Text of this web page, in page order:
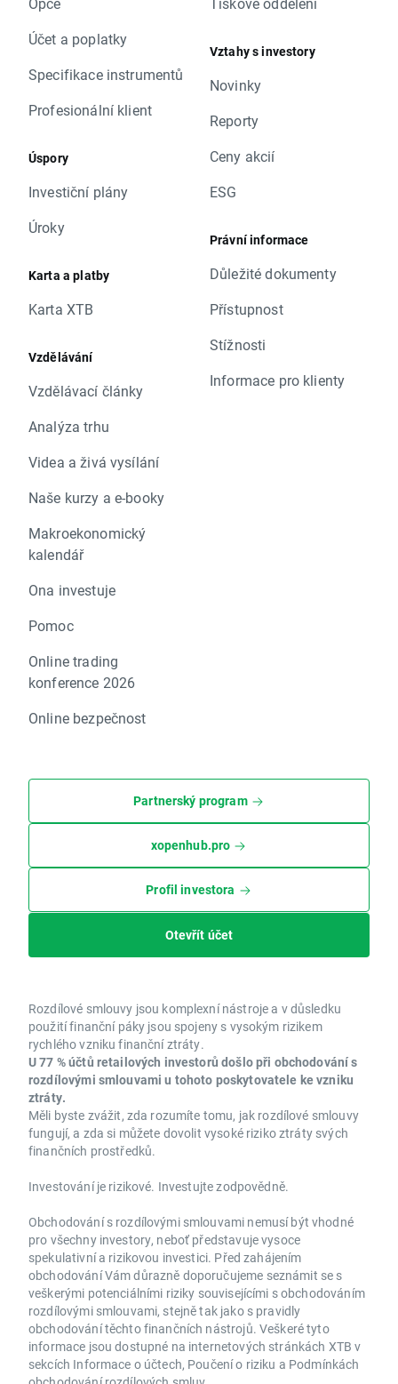
Účet a poplatky
Specifikace instrumentů
Profesionální klient
Úspory
Investiční plány
Úroky
Karta a platby
Karta XTB
Vzdělávání
Vzdělávací články
Analýza trhu
Videa a živá vysílání
Naše kurzy a e-booky
Makroekonomický
kalendář
Ona investuje
Pomoc
Online trading
konference 2026
Online bezpečnost
Vztahy s investory
Novinky
Reporty
Ceny akcií
ESG
Právní informace
Důležité dokumenty
Přístupnost
Stížnosti
Informace pro klienty
Partnerský program
xopenhub.pro
Profil investora
Otevřít účet
Rozdílové smlouvy jsou komplexní nástroje a v důsledku
použití finanční páky jsou spojeny s vysokým rizikem
rychlého vzniku finanční ztráty.
U 77 % účtů retailových investorů došlo při obchodování s
rozdílovými smlouvami u tohoto poskytovatele ke vzniku
ztráty.
Měli byste zvážit, zda rozumíte tomu, jak rozdílové smlouvy
fungují, a zda si můžete dovolit vysoké riziko ztráty svých
finančních prostředků.
Investování je rizikové. Investujte zodpovědně.
Obchodování s rozdílovými smlouvami nemusí být vhodné
pro všechny investory, neboť představuje vysoce
spekulativní a rizikovou investici. Před zahájením
obchodování Vám důrazně doporučujeme seznámit se s
veškerými potenciálními riziky souvisejícími s obchodováním
rozdílovými smlouvami, stejně tak jako s pravidly
obchodování těchto finančních nástrojů. Veškeré tyto
informace jsou dostupné na internetových stránkách XTB v
sekcích Informace o účtech, Poučení o riziku a Podmínkách